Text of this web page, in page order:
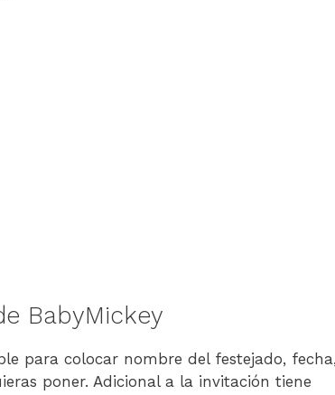
BabyMickey
para colocar nombre del festejado,
poner. Adicional a la invitación tiene